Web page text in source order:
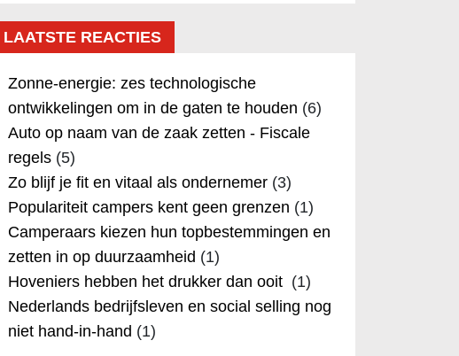
LAATSTE REACTIES
Zonne-energie: zes technologische
ontwikkelingen om in de gaten te houden (6)
Auto op naam van de zaak zetten - Fiscale
regels(5)
Zo blijf je fit en vitaal als ondernemer(3)
Populariteit campers kent geen grenzen (1)
Camperaars kiezen hun topbestemmingen en
zetten in op duurzaamheid (1)
Hoveniers hebben het drukker dan ooit (1)
Nederlands bedrijfsleven en social selling nog
niet hand-in-hand (1)